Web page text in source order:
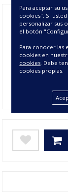
Composición
Tamaño
Colores
Para aceptar su
cookies". Si
personalizar sus
el botón
Para conocer las
cookies en
cookies . Debe
cookies propias.